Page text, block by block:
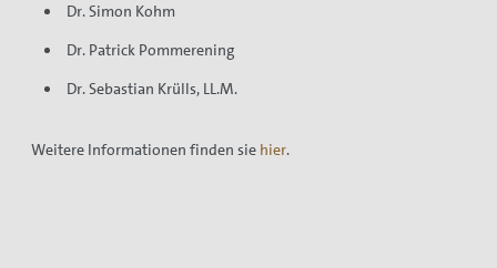
Dr. Simon Kohm
Dr. Patrick Pommerening
Dr. Sebastian Krülls, LL.M.
Weitere Informationen finden sie hier.